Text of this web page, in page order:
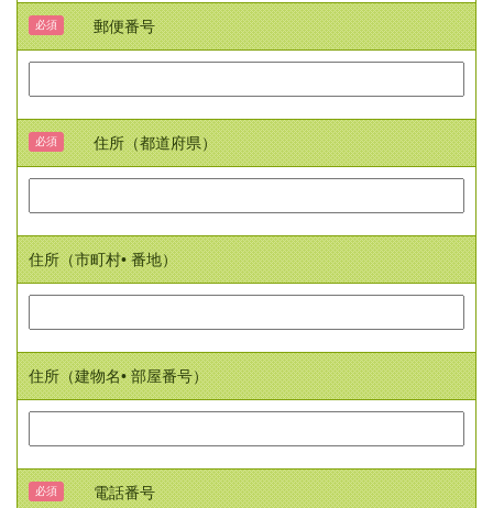
郵便番号
必須
住所（都道府県）
必須
住所（市町村• 番地）
住所（建物名• 部屋番号）
電話番号
必須